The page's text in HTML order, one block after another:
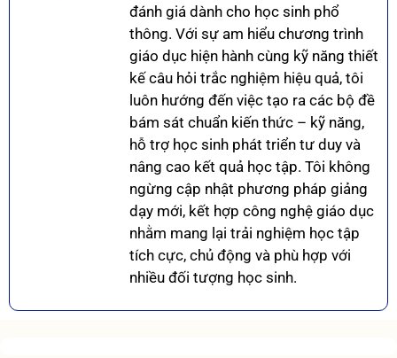
đánh giá dành cho học sinh phổ
thông. Với sự am hiểu chương trình
giáo dục hiện hành cùng kỹ năng thiết
kế câu hỏi trắc nghiệm hiệu quả, tôi
luôn hướng đến việc tạo ra các bộ đề
bám sát chuẩn kiến thức – kỹ năng,
hỗ trợ học sinh phát triển tư duy và
nâng cao kết quả học tập. Tôi không
ngừng cập nhật phương pháp giảng
dạy mới, kết hợp công nghệ giáo dục
nhằm mang lại trải nghiệm học tập
tích cực, chủ động và phù hợp với
nhiều đối tượng học sinh.